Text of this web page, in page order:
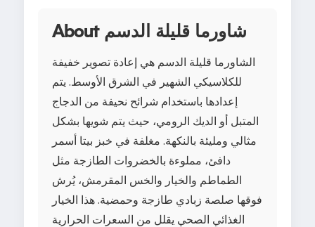
About شاورما قليلة الدسم
الشاورما قليلة الدسم هي إعادة تصوير خفيفة
للكلاسيكي الشهير في الشرق الأوسط. يتم
إعدادها باستخدام شرائح نحيفة من الدجاج
المتبل أو الديك الرومي، حيث يتم شويها بشكل
مثالي ومليئة بالنكهة. مغلفة في خبز بيتا أسمر
دافئ، مملوءة بالخضروات الطازجة مثل
الطماطم والخيار والخس المقرمش، يُرش
فوقها صلصة زبادي طازجة وحمضية. هذا الخيار
الغذائي الصحي يقلل من السعرات الحرارية